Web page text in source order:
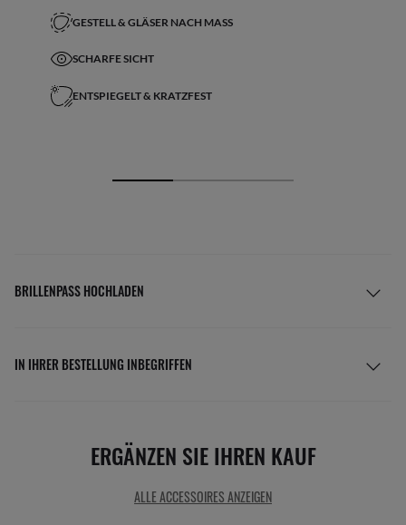
GESTELL & GLÄSER NACH MASS
SCHARFE SICHT
ENTSPIEGELT & KRATZFEST
BRILLENPASS HOCHLADEN
IN IHRER BESTELLUNG INBEGRIFFEN
ERGÄNZEN SIE IHREN KAUF
ALLE ACCESSOIRES ANZEIGEN